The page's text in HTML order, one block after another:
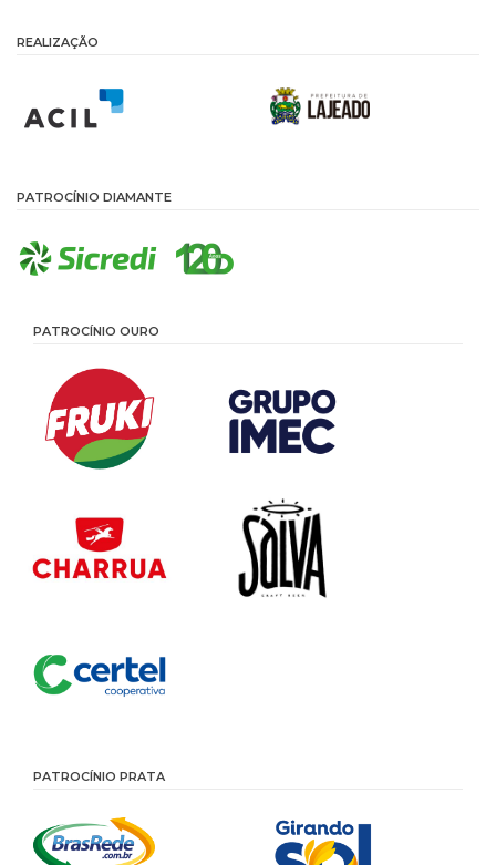
REALIZAÇÃO
PATROCÍNIO DIAMANTE
PATROCÍNIO OURO
PATROCÍNIO PRATA